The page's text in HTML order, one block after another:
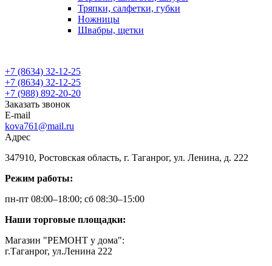
Тряпки, салфетки, губки
Ножницы
Швабры, щетки
+7 (8634) 32-12-25
+7 (8634) 32-12-25
+7 (988) 892-20-20
Заказать звонок
E-mail
kova761@mail.ru
Адрес
347910, Ростовская область, г. Таганрог, ул. Ленина, д. 222
Режим работы:
пн-пт 08:00–18:00; сб 08:30–15:00
Наши торговые площадки:
Магазин "РЕМОНТ у дома":
г.Таганрог, ул.Ленина 222